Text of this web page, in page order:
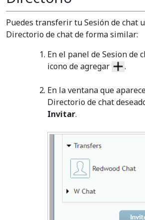
Puedes transferir tu Sesión de chat
Directorio de chat de forma similar:
En el panel de Sesion de
icono de agregar
.
En la ventana que
Directorio de chat
Invitar.